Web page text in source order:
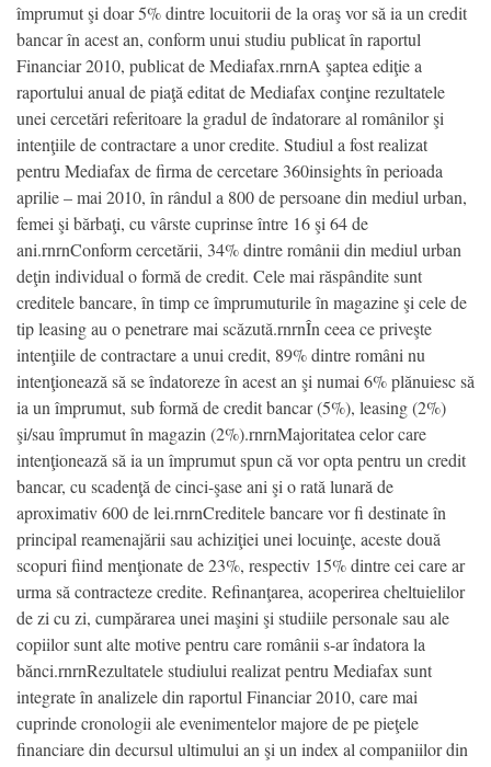
împrumut şi doar 5% dintre locuitorii de la oraş vor să ia un credit
bancar în acest an, conform unui studiu publicat în raportul
Financiar 2010, publicat de Mediafax.rnrnA şaptea ediţie a
raportului anual de piaţă editat de Mediafax conţine rezultatele
unei cercetări referitoare la gradul de îndatorare al românilor şi
intenţiile de contractare a unor credite. Studiul a fost realizat
pentru Mediafax de firma de cercetare 360insights în perioada
aprilie – mai 2010, în rândul a 800 de persoane din mediul urban,
femei şi bărbaţi, cu vârste cuprinse între 16 şi 64 de
ani.rnrnConform cercetării, 34% dintre românii din mediul urban
deţin individual o formă de credit. Cele mai răspândite sunt
creditele bancare, în timp ce împrumuturile în magazine şi cele de
tip leasing au o penetrare mai scăzută.rnrnÎn ceea ce priveşte
intenţiile de contractare a unui credit, 89% dintre români nu
intenţionează să se îndatoreze în acest an şi numai 6% plănuiesc să
ia un împrumut, sub formă de credit bancar (5%), leasing (2%)
şi/sau împrumut în magazin (2%).rnrnMajoritatea celor care
intenţionează să ia un împrumut spun că vor opta pentru un credit
bancar, cu scadenţă de cinci-şase ani şi o rată lunară de
aproximativ 600 de lei.rnrnCreditele bancare vor fi destinate în
principal reamenajării sau achiziţiei unei locuinţe, aceste două
scopuri fiind menţionate de 23%, respectiv 15% dintre cei care ar
urma să contracteze credite. Refinanţarea, acoperirea cheltuielilor
de zi cu zi, cumpărarea unei maşini şi studiile personale sau ale
copiilor sunt alte motive pentru care românii s-ar îndatora la
bănci.rnrnRezultatele studiului realizat pentru Mediafax sunt
integrate în analizele din raportul Financiar 2010, care mai
cuprinde cronologii ale evenimentelor majore de pe pieţele
financiare din decursul ultimului an şi un index al companiilor din